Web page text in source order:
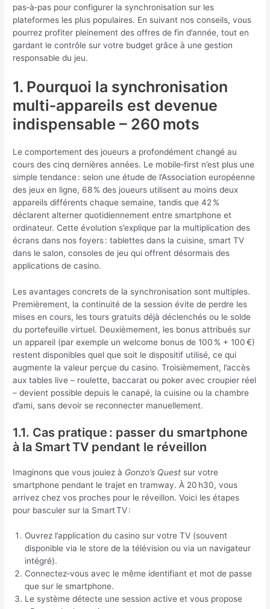
pas‑à‑pas pour configurer la synchronisation sur les
plateformes les plus populaires. En suivant nos conseils, vous
pourrez profiter pleinement des offres de fin d’année, tout en
gardant le contrôle sur votre budget grâce à une gestion
responsable du jeu.
1. Pourquoi la synchronisation
multi‑appareils est devenue
indispensable – 260 mots
Le comportement des joueurs a profondément changé au
cours des cinq dernières années. Le mobile‑first n’est plus une
simple tendance : selon une étude de l’Association européenne
des jeux en ligne, 68 % des joueurs utilisent au moins deux
appareils différents chaque semaine, tandis que 42 %
déclarent alterner quotidiennement entre smartphone et
ordinateur. Cette évolution s’explique par la multiplication des
écrans dans nos foyers : tablettes dans la cuisine, smart TV
dans le salon, consoles de jeu qui offrent désormais des
applications de casino.
Les avantages concrets de la synchronisation sont multiples.
Premièrement, la continuité de la session évite de perdre les
mises en cours, les tours gratuits déjà déclenchés ou le solde
du portefeuille virtuel. Deuxièmement, les bonus attribués sur
un appareil (par exemple un welcome bonus de 100 % + 100 €)
restent disponibles quel que soit le dispositif utilisé, ce qui
augmente la valeur perçue du casino. Troisièmement, l’accès
aux tables live – roulette, baccarat ou poker avec croupier réel
– devient possible depuis le canapé, la cuisine ou la chambre
d’ami, sans devoir se reconnecter manuellement.
1.1. Cas pratique : passer du smartphone
à la Smart TV pendant le réveillon
Imaginons que vous jouiez à Gonzo’s Quest sur votre
smartphone pendant le trajet en tramway. À 20 h30, vous
arrivez chez vos proches pour le réveillon. Voici les étapes
pour basculer sur la Smart TV :
Ouvrez l’application du casino sur votre TV (souvent
disponible via le store de la télévision ou via un navigateur
intégré).
Connectez‑vous avec le même identifiant et mot de passe
que sur le smartphone.
Le système détecte une session active et vous propose